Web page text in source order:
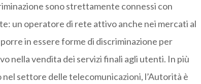
sono strettamente connessi con
un operatore di rete attivo anche nei mercati al
in essere forme di discriminazione per
nella vendita dei servizi finali agli utenti. In più
settore delle telecomunicazioni, l’Autorità è